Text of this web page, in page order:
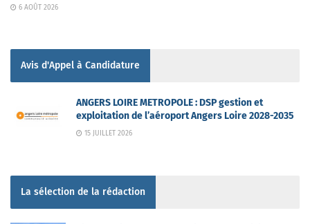
6 AOÛT 2026
Avis d'Appel à Candidature
ANGERS LOIRE METROPOLE : DSP gestion et
exploitation de l’aéroport Angers Loire 2028-2035
15 JUILLET 2026
La sélection de la rédaction